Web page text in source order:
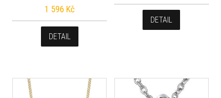
1 596 Kč
DETAIL
DETAIL